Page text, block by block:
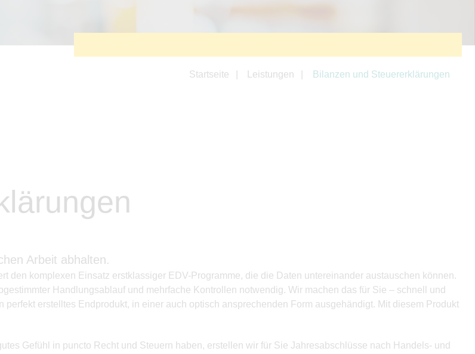
Startseite Leistungen Bilanzen und Steuererklärungen
Arbeit abhalten.
den komplexen Einsatz erstklassiger EDV-Programme, die die Daten untereinander austauschen können.
Handlungsablauf und mehrfache Kontrollen notwendig. Wir machen das für Sie – schnell und
erstelltes Endprodukt, in einer auch optisch ansprechenden Form ausgehändigt. Mit diesem Produkt
Gefühl in puncto Recht und Steuern haben, erstellen wir für Sie Jahresabschlüsse nach Handels- und